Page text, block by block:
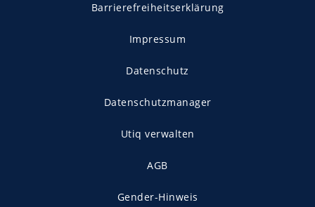
Barrierefreiheitserklärung
Impressum
Datenschutz
Datenschutzmanager
Utiq verwalten
AGB
Gender-Hinweis